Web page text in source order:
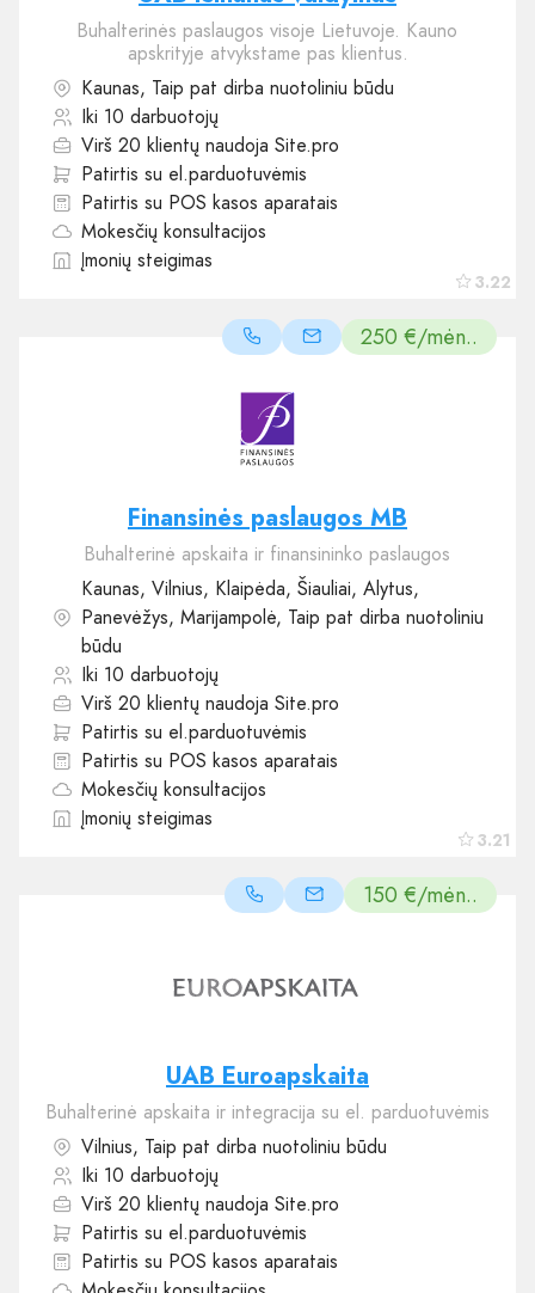
3.22
Buhalterinės paslaugos visoje Lietuvoje. Kauno
apskrityje atvykstame pas klientus.
Kaunas, Taip pat dirba nuotoliniu būdu
Iki 10 darbuotojų
Virš 20 klientų naudoja Site.pro
Patirtis su el.parduotuvėmis
Patirtis su POS kasos aparatais
Mokesčių konsultacijos
Įmonių steigimas
250 €/mėn..
3.21
Finansinės paslaugos MB
Buhalterinė apskaita ir finansininko paslaugos
Kaunas, Vilnius, Klaipėda, Šiauliai, Alytus,
Panevėžys, Marijampolė, Taip pat dirba nuotoliniu
būdu
Iki 10 darbuotojų
Virš 20 klientų naudoja Site.pro
Patirtis su el.parduotuvėmis
Patirtis su POS kasos aparatais
Mokesčių konsultacijos
Įmonių steigimas
150 €/mėn..
UAB Euroapskaita
Buhalterinė apskaita ir integracija su el. parduotuvėmis
Vilnius, Taip pat dirba nuotoliniu būdu
Iki 10 darbuotojų
Virš 20 klientų naudoja Site.pro
Patirtis su el.parduotuvėmis
Patirtis su POS kasos aparatais